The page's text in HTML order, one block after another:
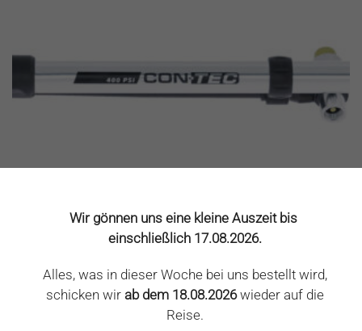
DÄMPFERPUMPE SHOCK ROCKET 28BAR/400PSI
€
inkl. 19 % MwSt.
Wir gönnen uns eine kleine Auszeit bis
einschließlich 17.08.2026.
Alles, was in dieser Woche bei uns bestellt wird,
schicken wir ab dem 18.08.2026wieder auf die
Reise.